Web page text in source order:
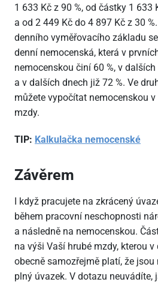
1 633 Kč z 90 %, od částky 1 633
a od 2 449 Kč do 4 897 Kč z 30
denního vyměřovacího základu
denní nemocenská, která v
nemocenskou činí 60 %, v
a v dalších dnech již 72 %. Ve
můžete vypočítat nemocenskou
mzdy.
TIP: Kalkulačka nemocenské
Závěrem
I když pracujete na zkrácený
během pracovní neschopnosti
a následně na nemocenskou.
na výši Vaší hrubé mzdy, kterou
obecně samozřejmě platí, že
plný úvazek. V dotazu neuvádíte,